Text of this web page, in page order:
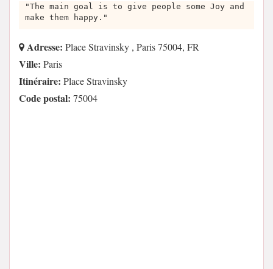
"The main goal is to give people some Joy and
make them happy."
Adresse: Place Stravinsky , Paris 75004, FR
Ville: Paris
Itinéraire: Place Stravinsky
Code postal: 75004